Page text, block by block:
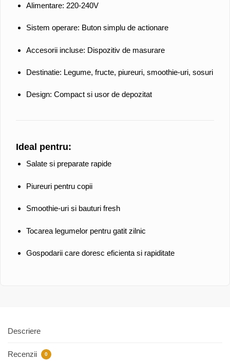
Alimentare: 220-240V
Sistem operare: Buton simplu de actionare
Accesorii incluse: Dispozitiv de masurare
Destinatie: Legume, fructe, piureuri, smoothie-uri, sosuri
Design: Compact si usor de depozitat
Ideal pentru:
Salate si preparate rapide
Piureuri pentru copii
Smoothie-uri si bauturi fresh
Tocarea legumelor pentru gatit zilnic
Gospodarii care doresc eficienta si rapiditate
Descriere
Recenzii 0